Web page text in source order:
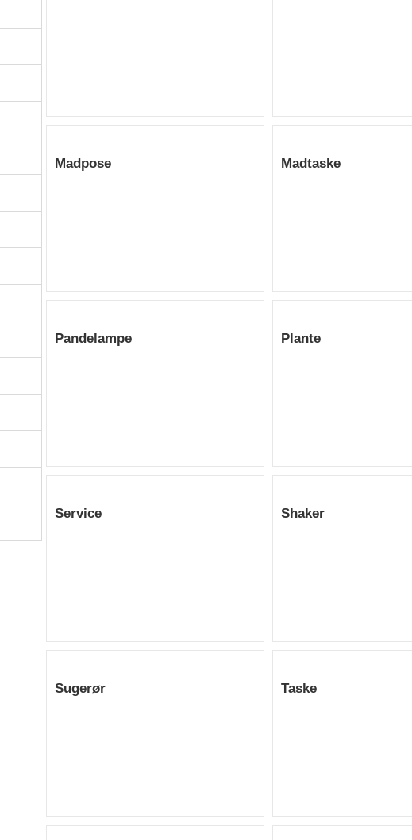
Madpose Madtaske
Pandelampe Plante
Service Shaker
Sugerør Taske